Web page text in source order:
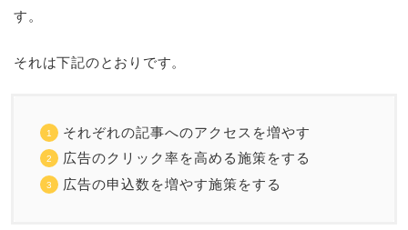
す。
それは下記のとおりです。
それぞれの記事へのアクセスを増やす
広告のクリック率を高める施策をする
広告の申込数を増やす施策をする